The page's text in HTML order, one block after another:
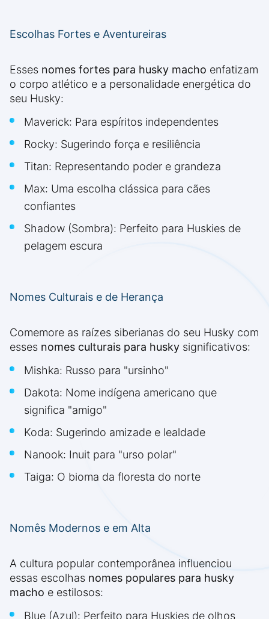
Escolhas Fortes e Aventureiras
Esses nomes fortes para husky macho enfatizam
o corpo atlético e a personalidade energética do
seu Husky:
Maverick: Para espíritos independentes
Rocky: Sugerindo força e resiliência
Titan: Representando poder e grandeza
Max: Uma escolha clássica para cães
confiantes
Shadow (Sombra): Perfeito para Huskies de
pelagem escura
Nomes Culturais e de Herança
Comemore as raízes siberianas do seu Husky com
esses nomes culturais para husky significativos:
Mishka: Russo para "ursinho"
Dakota: Nome indígena americano que
significa "amigo"
Koda: Sugerindo amizade e lealdade
Nanook: Inuit para "urso polar"
Taiga: O bioma da floresta do norte
Nomês Modernos e em Alta
A cultura popular contemporânea influenciou
essas escolhas nomes populares para husky
macho e estilosos:
Blue (Azul): Perfeito para Huskies de olhos